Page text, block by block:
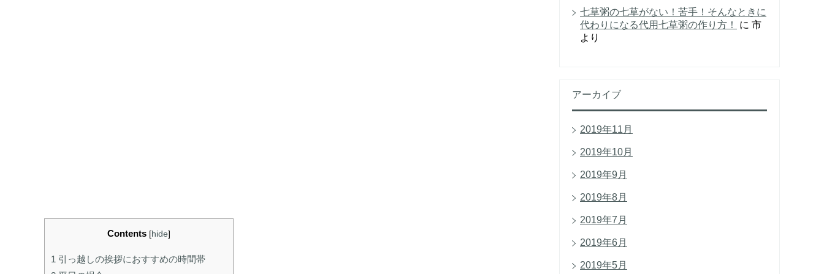
Contents [hide]
1 引っ越しの挨拶におすすめの時間帯
七草粥の七草がない！苦手！そんなときに
代わりになる代用七草粥の作り方！
に 市
より
アーカイブ
2019年11月
2019年10月
2019年9月
2019年8月
2019年7月
2019年6月
2019年5月